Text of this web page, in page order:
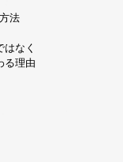
法
なく
る理由